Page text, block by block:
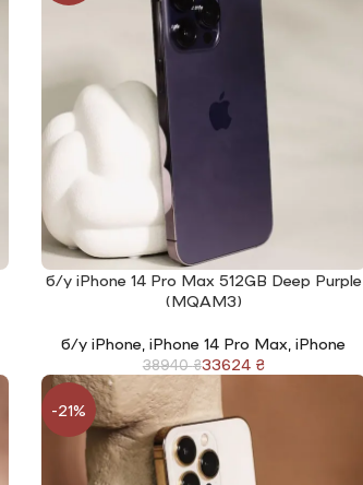
ЧИТАТИ ДАЛІ
б/у iPhone 14 Pro Max 512GB Deep Purple
(MQAM3)
б/у iPhone ,iPhone 14 Pro Max ,iPhone
38940₴33624 ₴
-21%